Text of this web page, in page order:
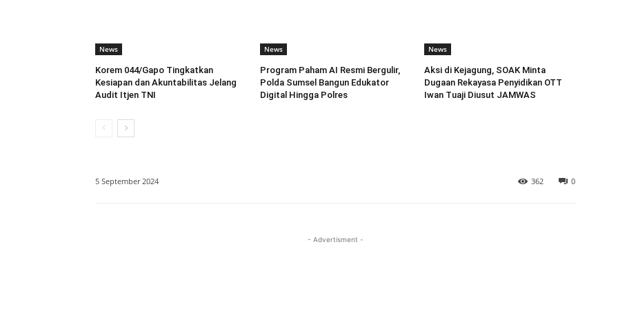
News
Korem 044/Gapo Tingkatkan
Kesiapan dan Akuntabilitas Jelang
Audit Itjen TNI
News
Program Paham AI Resmi Bergulir,
Polda Sumsel Bangun Edukator
Digital Hingga Polres
News
Aksi di Kejagung, SOAK Minta
Dugaan Rekayasa Penyidikan OTT
Iwan Tuaji Diusut JAMWAS
5 September 2024 0
362
- Advertisment -